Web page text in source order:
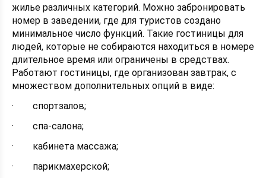
жилье различных категорий. Можно забронировать
номер в заведении, где для туристов создано
минимальное число функций. Такие гостиницы для
людей, которые не собираются находиться в номере
длительное время или ограничены в средствах.
Работают гостиницы, где организован завтрак, с
множеством дополнительных опций в виде:
· спортзалов;
· спа-салона;
· кабинета массажа;
· парикмахерской;